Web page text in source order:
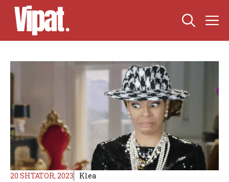
Skip
content
20 SHTATOR, 2023 Klea